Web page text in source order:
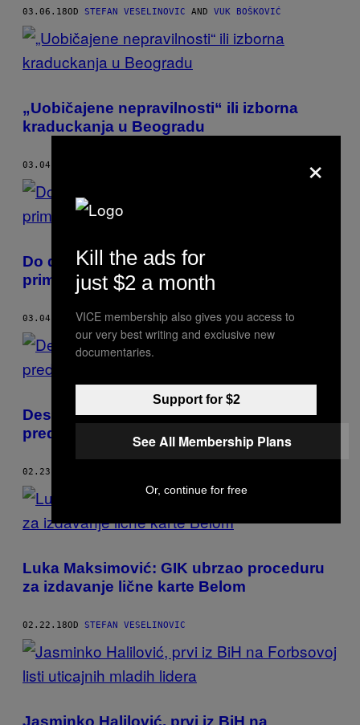
03.06.18OD STEFAN VESELINOVIC AND VUK BOŠKOVIĆ
„Uobičajene nepravilnosti“ ili izborna
kraduckanja u Beogradu
03.04.18
Do deset sati manja izlaznost u Beogradu,
primećene nepravilnosti
03.04.18 OD STEFAN VESELINOVIC
Desničari ponovo crtaju mete u
predizbornoj kampanji u Beogradu
02.23.18
Luka Maksimović: GIK ubrzao proceduru
za izdavanje lične karte Belom
02.22.18OD STEFAN VESELINOVIC
Jasminko Halilović, prvi iz BiH na
×
Kill the ads for
just $2 a month
VICE membership also gives you access to
our very best writing and exclusive new
documentaries.
Support for $2
See All Membership Plans
Or, continue for free